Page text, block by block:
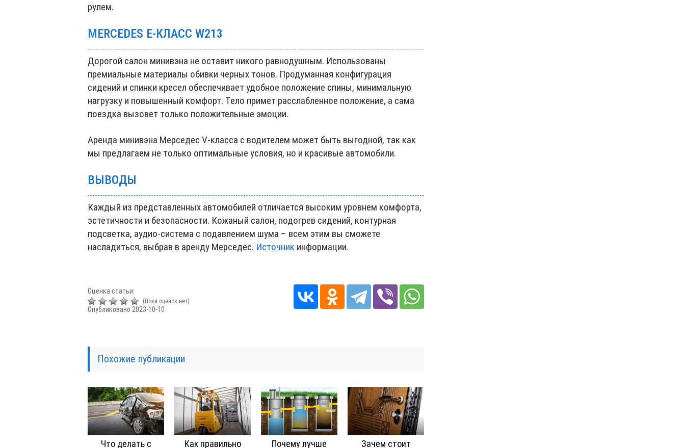
рулем.
MERCEDES E‑КЛАСС W213
Дорогой салон минивэна не оставит никого равнодушным. Использованы
премиальные материалы обивки черных тонов. Продуманная конфигурация
сидений и спинки кресел обеспечивает удобное положение спины, минимальную
нагрузку и повышенный комфорт. Тело примет расслабленное положение, а сама
поездка вызовет только положительные эмоции.
Аренда минивэна Мерседес V-класса с водителем может быть выгодной, так как
мы предлагаем не только оптимальные условия, но и красивые автомобили.
ВЫВОДЫ
Каждый из представленных автомобилей отличается высоким уровнем комфорта,
эстетичности и безопасности. Кожаный салон, подогрев сидений, контурная
подсветка, аудио-система с подавлением шума – всем этим вы сможете
насладиться, выбрав в аренду Мерседес. Источник информации.
Оценка статьи:
(Пока оценок нет)
Опубликовано 2023-10-10
Похожие публикации
Что делать с Как правильно Почему лучше Зачем стоит